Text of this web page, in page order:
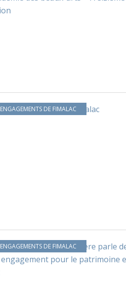
ENGAGEMENTS DE FIMALAC
ENGAGEMENTS DE FIMALAC